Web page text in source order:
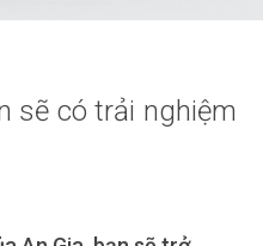
sẽ có trải nghiệm